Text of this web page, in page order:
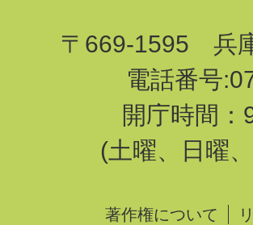
〒669-1595 兵
電話番号
開庁時間
(土曜、日曜
著作権について